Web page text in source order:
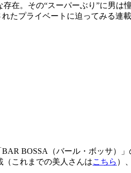
在。その“スーパーぶり”に男
たプライベートに迫ってみる連
BOSSA（バール・ボッサ
これまでの美人さんはこちら ）